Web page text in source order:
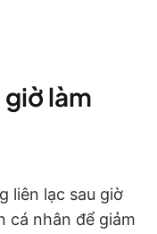
giờ làm
liên lạc sau giờ
cá nhân để giảm